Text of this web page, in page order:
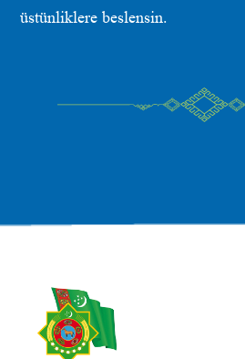
üstünliklere beslensin.